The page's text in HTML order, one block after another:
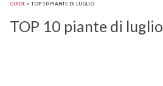
GUIDE TOP 10 PIANTE DI LUGLIO
TOP 10 piante di luglio